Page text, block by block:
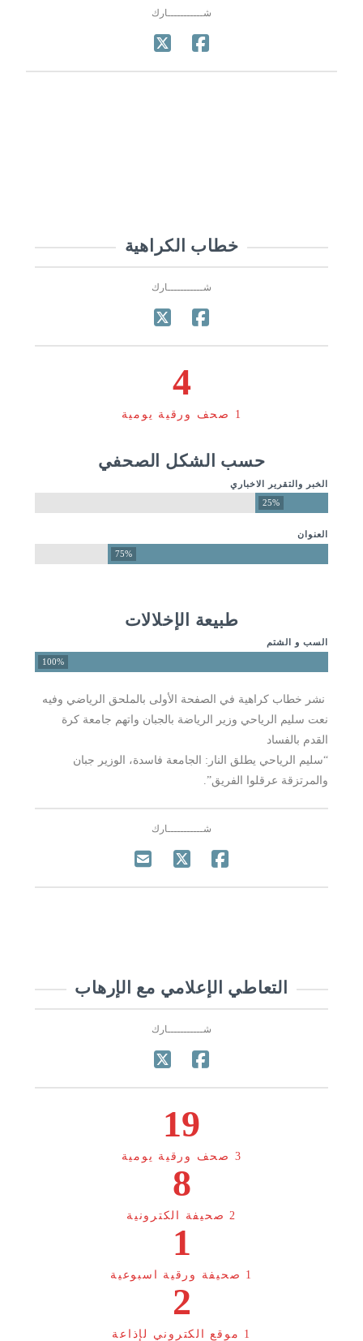
شـــــــــــارك
خطاب الكراهية
شـــــــــــارك
4
1 صحف ورقية يومية
حسب الشكل الصحفي
الخبر والتقرير الاخباري
25%
العنوان
75%
طبيعة الإخلالات
السب و الشتم
100%
­ نشر خطاب كراهية في الصفحة الأولى بالملحق الرياضي وفيه
نعت سليم الرياحي وزير الرياضة بالجبان واتهم جامعة كرة
القدم بالفساد
“سليم الرياحي يطلق النار: الجامعة فاسدة، الوزير جبان
والمرتزقة عرقلوا الفريق”.
شـــــــــــارك
التعاطي الإعلامي مع الإرهاب
شـــــــــــارك
19
3 صحف ورقية يومية
8
2 صحيفة الكترونية
1
1 صحيفة ورقية اسبوعية
2
1 موقع الكتروني لإذاعة